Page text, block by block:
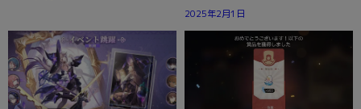
2025年2月1日